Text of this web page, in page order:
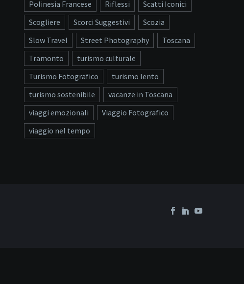
Polinesia Francese
Riflessi
Scatti Iconici
Scogliere
Scorci Suggestivi
Scozia
Slow Travel
Street Photography
Toscana
Tramonto
turismo culturale
Turismo Fotografico
turismo lento
turismo sostenibile
vacanze in Toscana
viaggi emozionali
Viaggio Fotografico
viaggio nel tempo